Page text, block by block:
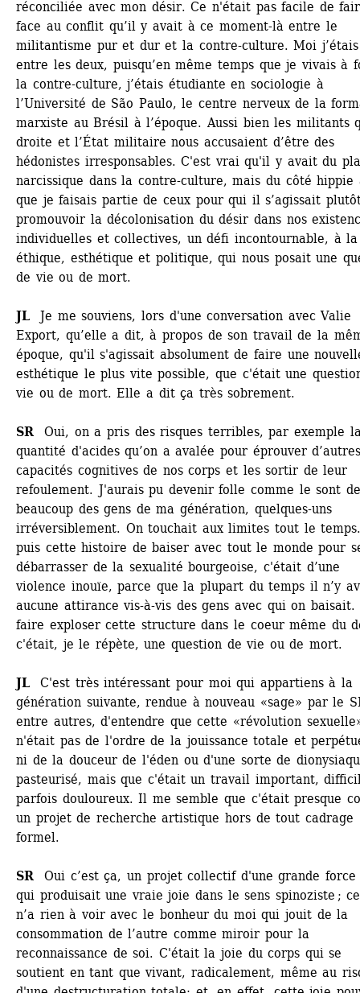
réconciliée avec mon désir. Ce n'était pas facile de
face au conflit qu’il y avait à ce moment-là entre le
militantisme pur et dur et la contre-culture. Moi j’étais
entre les deux, puisqu’en même temps que je vivais à
la contre-culture, j’étais étudiante en sociologie à
l’Université de São Paulo, le centre nerveux de la
marxiste au Brésil à l’époque. Aussi bien les militants
droite et l’État militaire nous accusaient d’être des
hédonistes irresponsables. C'est vrai qu'il y avait du
narcissique dans la contre-culture, mais du côté hippie
que je faisais partie de ceux pour qui il s’agissait
promouvoir la décolonisation du désir dans nos
individuelles et collectives, un défi incontournable, à
éthique, esthétique et politique, qui nous posait une
de vie ou de mort.
JL
Je me souviens, lors d'une conversation avec Valie
Export, qu’elle a dit, à propos de son travail de la
époque, qu'il s'agissait absolument de faire une
esthétique le plus vite possible, que c'était une
vie ou de mort. Elle a dit ça très sobrement.
SR
Oui, on a pris des risques terribles, par exemple
quantité d'acides qu’on a avalée pour éprouver
capacités cognitives de nos corps et les sortir de leur
refoulement. J'aurais pu devenir folle comme le sont
beaucoup des gens de ma génération, quelques-uns
irréversiblement. On touchait aux limites tout le
puis cette histoire de baiser avec tout le monde pour
débarrasser de la sexualité bourgeoise, c'était d’une
violence inouïe, parce que la plupart du temps il n’y
aucune attirance vis-à-vis des gens avec qui on baisait.
faire exploser cette structure dans le coeur même du
c'était, je le répète, une question de vie ou de mort.
JL
C'est très intéressant pour moi qui appartiens à la
génération suivante, rendue à nouveau «sage» par le
entre autres, d'entendre que cette «révolution
n'était pas de l'ordre de la jouissance totale et
ni de la douceur de l'éden ou d'une sorte de
pasteurisé, mais que c'était un travail important,
parfois douloureux. Il me semble que c'était presque
un projet de recherche artistique hors de tout cadrage
formel.
SR Oui c’est ça, un projet collectif d'une grande
qui produisait une vraie joie dans le sens spinoziste ;
n’a rien à voir avec le bonheur du moi qui jouit de la
consommation de l’autre comme miroir pour la
reconnaissance de soi. C'était la joie du corps qui se
soutient en tant que vivant, radicalement, même au